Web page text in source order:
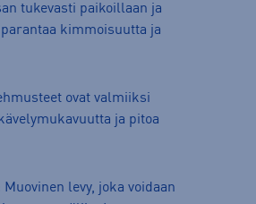
tukevasti paikoillaan ja
kimmoisuutta ja
ovat valmiiksi
ja pitoa
Muovinen levy, joka voidaan